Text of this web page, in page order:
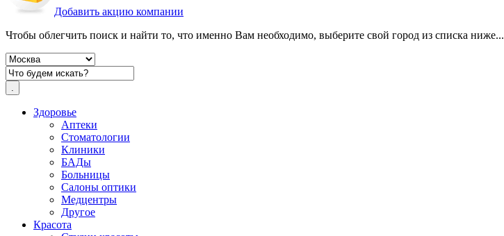
Добавить акцию компании
Чтобы облегчить поиск и найти то, что именно Вам необходимо, выберите свой город из списка ниже...
Здоровье
Аптеки
Стоматологии
Клиники
БАДы
Больницы
Салоны оптики
Медцентры
Другое
Красота